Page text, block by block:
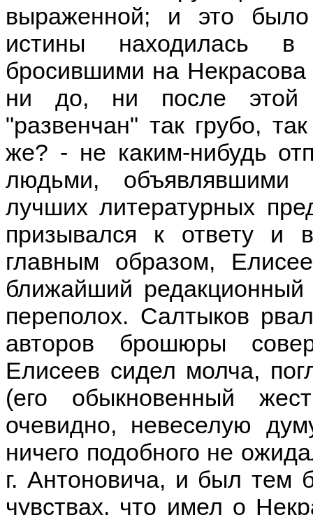
выраженной; и это
истины находилась в
бросившими на Некрасова
ни до, ни после этой
"развенчан" так грубо,
же? - не каким-нибудь
людьми, объявлявшими
лучших литературных
призывался к ответу и
главным образом,
ближайший
переполох. Салтыков
авторов брошюры
Елисеев сидел молча,
(его обыкновенный
очевидно, невеселую
ничего подобного не
г. Антоновича, и был тем
чувствах, что имел о